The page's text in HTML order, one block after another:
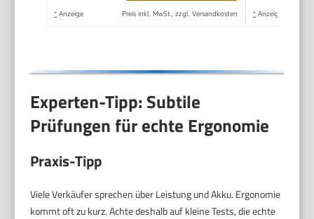
BG5470/15
* Anzeige Preis inkl. MwSt., zzgl. Versandkosten * Anzeige
Experten-Tipp: Subtile
Prüfungen für echte Ergonomie
Praxis-Tipp
Viele Verkäufer sprechen über Leistung und Akku. Ergonomie
kommt oft zu kurz. Achte deshalb auf kleine Tests, die echte